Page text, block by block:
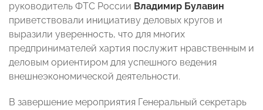
руководитель ФТС России Владимир Булавин
приветствовали инициативу деловых кругов и
выразили уверенность, что для многих
предпринимателей хартия послужит нравственным и
деловым ориентиром для успешного ведения
внешнеэкономической деятельности.
В завершение мероприятия Генеральный секретарь